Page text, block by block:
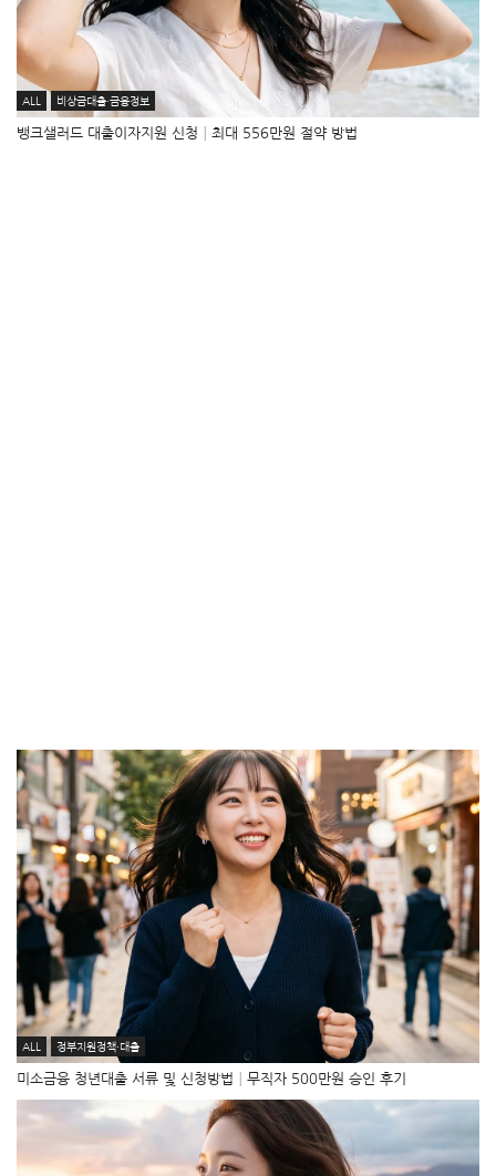
ALL 비상금대출·금융정보
뱅크샐러드 대출이자지원 신청│최대 556만원 절약 방법
ALL 정부지원정책·대출
미소금융 청년대출 서류 및 신청방법│무직자 500만원 승인 후기